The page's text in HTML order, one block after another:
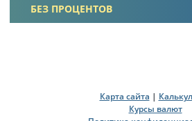
БЕЗ ПРОЦЕНТОВ
Карта сайта |
Курсы валют